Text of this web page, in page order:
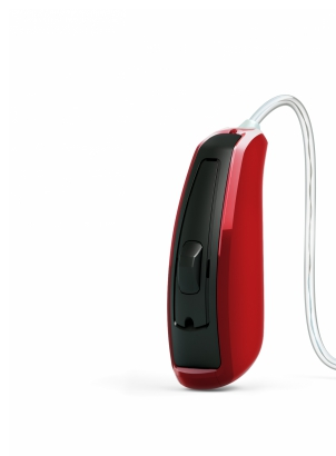
Signia Pure BCT IX
Audio Service R LI 7
Widex filters Filters
Signia Active Mini IX - Oplaadbaar
De Signia Active Mini IX is het nieuwste